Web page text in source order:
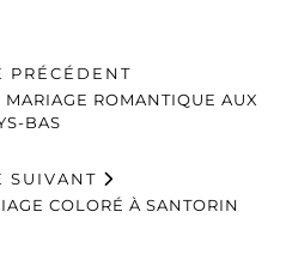
PRÉCÉDENT
ROMANTIQUE AUX
BAS
SUIVANT
COLORÉ À SANTORIN